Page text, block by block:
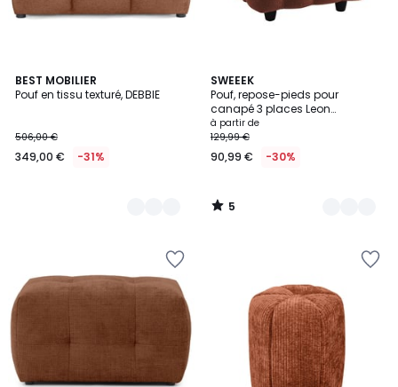
BEST MOBILIER
Pouf en tissu texturé, DEBBIE
506,00 €
349,00 € -31%
8
Couleurs
SWEEEK
Pouf, repose-pieds pour
canapé 3 places Leon
bouclette texturée LEON
à partir de
129,99 €
90,99 € -30%
5
/
5
5
Couleurs
5
/